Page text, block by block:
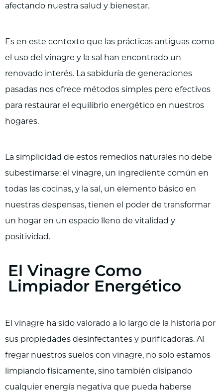
afectando nuestra salud y bienestar.
Es en este contexto que las prácticas antiguas como
el uso del vinagre y la sal han encontrado un
renovado interés. La sabiduría de generaciones
pasadas nos ofrece métodos simples pero efectivos
para restaurar el equilibrio energético en nuestros
hogares.
La simplicidad de estos remedios naturales no debe
subestimarse: el vinagre, un ingrediente común en
todas las cocinas, y la sal, un elemento básico en
nuestras despensas, tienen el poder de transformar
un hogar en un espacio lleno de vitalidad y
positividad.
El Vinagre Como
Limpiador Energético
El vinagre ha sido valorado a lo largo de la historia por
sus propiedades desinfectantes y purificadoras. Al
fregar nuestros suelos con vinagre, no solo estamos
limpiando físicamente, sino también disipando
cualquier energía negativa que pueda haberse